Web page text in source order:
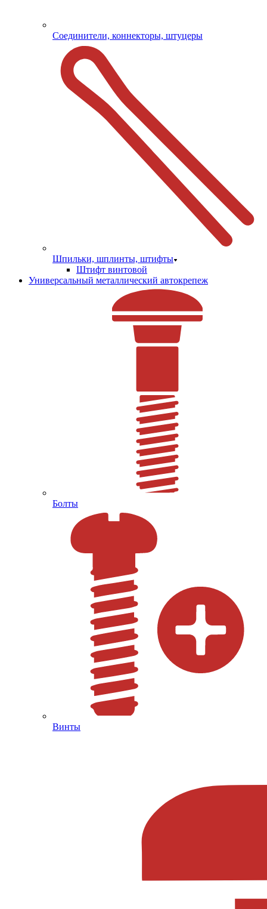
Соединители, коннекторы, штуцеры
Шпильки, шплинты, штифты
Штифт винтовой
Универсальный металлический автокрепеж
Болты
Винты